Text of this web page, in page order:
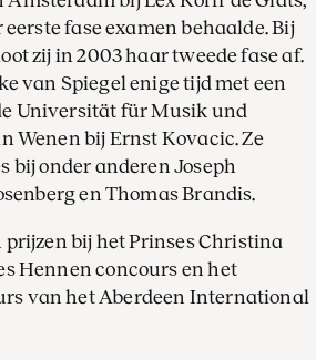
fase examen behaalde. Bij
zij in 2003 haar tweede fase af.
van Spiegel enige tijd met een
Universität für Musik und
Wenen bij Ernst Kovacic. Ze
bij onder anderen Joseph
en Thomas Brandis.
prijzen bij het Prinses Christina
Hennen concours en het
van het Aberdeen International